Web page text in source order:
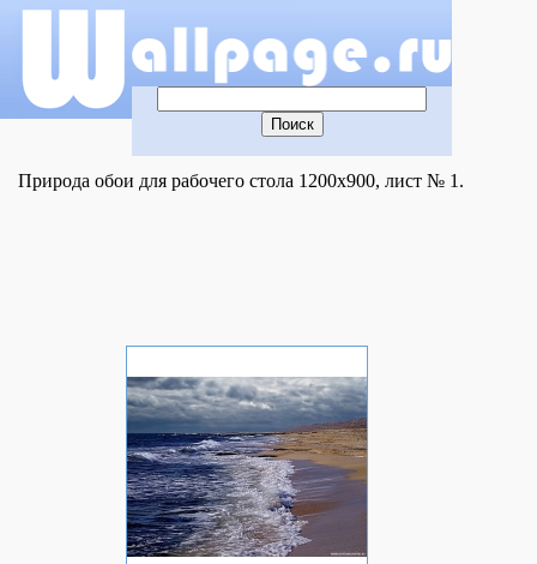
Природа обои для рабочего стола 1200x900, лист № 1.